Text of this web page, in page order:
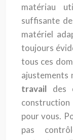
matériau
suffisante
matériel
toujours
tous ces
ajustements
travail des
construction
pour vous.
pas